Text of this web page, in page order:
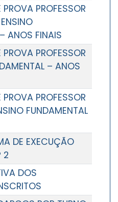
PROFESSOR
ANOS FINAIS
PROFESSOR
– ANOS
PROFESSOR
FUNDAMENTAL
DE EXECUÇÃO
2
DOS